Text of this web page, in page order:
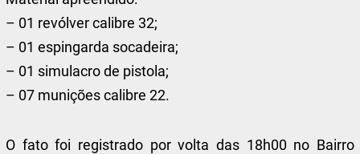
– 01 revólver calibre 32;
– 01 espingarda socadeira;
– 01 simulacro de pistola;
– 07 munições calibre 22.
O fato foi registrado por volta das 18h00 no Bairro